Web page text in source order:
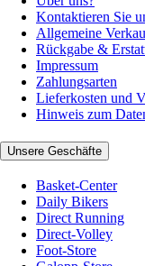
Kontaktieren Sie
Allgemeine
Rückgabe &
Impressum
Zahlungsarten
Lieferkosten und
Hinweis zum
Unsere Geschäfte
Basket-Center
Daily Bikers
Direct Running
Direct-Volley
Foot-Store